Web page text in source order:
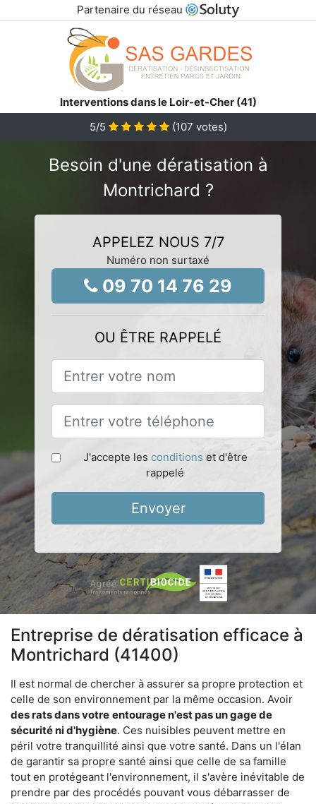
Partenaire du réseau
Interventions dans le Loir-et-Cher (41)
5/5 (107 votes)
Besoin d'une dératisation à
Montrichard ?
APPELEZ NOUS 7/7
Numéro non surtaxé
09 70 14 76 29
OU ÊTRE RAPPELÉ
J'accepte les conditions et d'être
rappelé
Envoyer
Entreprise de dératisation efficace à
Montrichard (41400)
Il est normal de chercher à assurer sa propre protection et
celle de son environnement par la même occasion. Avoir
des rats dans votre entourage n'est pas un gage de
sécurité ni d'hygiène. Ces nuisibles peuvent mettre en
péril votre tranquillité ainsi que votre santé. Dans un l'élan
de garantir sa propre santé ainsi que celle de sa famille
tout en protégeant l'environnement, il s'avère inévitable de
prendre par des procédés pouvant vous débarrasser de